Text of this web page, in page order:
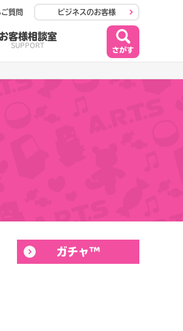
客様相談室
SUPPORT
質問 ビジネスのお客様
ガチャ™